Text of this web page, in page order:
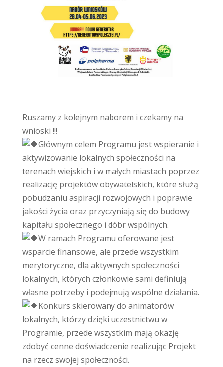
Ruszamy z kolejnym naborem i czekamy na
wnioski !!!
Głównym celem Programu jest wspieranie i
aktywizowanie lokalnych społeczności na
terenach wiejskich i w małych miastach poprzez
realizację projektów obywatelskich, które służą
pobudzaniu aspiracji rozwojowych i poprawie
jakości życia oraz przyczyniają się do budowy
kapitału społecznego i dóbr wspólnych.
W ramach Programu oferowane jest
wsparcie finansowe, ale przede wszystkim
merytoryczne, dla aktywnych społeczności
lokalnych, których członkowie sami definiują
własne potrzeby i podejmują wspólne działania.
Konkurs skierowany do animatorów
lokalnych, którzy dzięki uczestnictwu w
Programie, przede wszystkim mają okazję
zdobyć cenne doświadczenie realizując Projekt
na rzecz swojej społeczności.